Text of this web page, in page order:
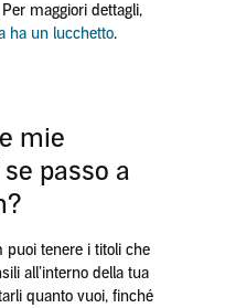
maggiori dettagli,
ha un lucchetto.
mie
passo a
puoi tenere i titoli che
all’interno della tua
quanto vuoi, finché